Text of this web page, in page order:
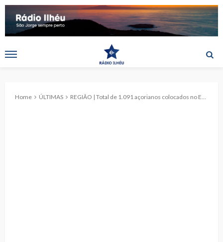
Home ÚLTIMAS REGIÃO | Total de 1.091 açorianos colocados no Ensino Superior